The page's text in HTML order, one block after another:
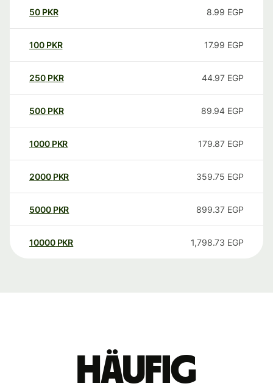
50 PKR 8.99 EGP
100 PKR 17.99 EGP
250 PKR 44.97 EGP
500 PKR 89.94 EGP
1000 PKR 179.87 EGP
2000 PKR 359.75 EGP
5000 PKR 899.37 EGP
10000 PKR 1,798.73 EGP
Häufig